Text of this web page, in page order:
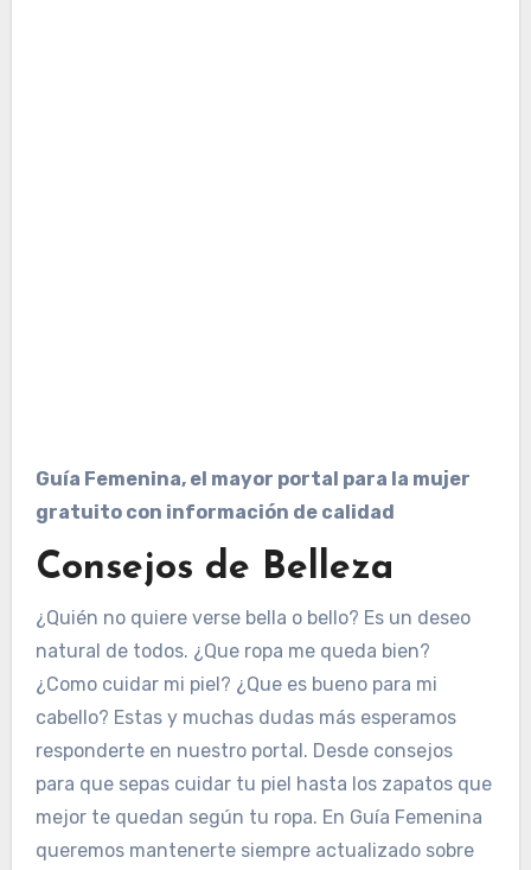
Guía Femenina, el mayor portal para la mujer
gratuito con información de calidad
Consejos de Belleza
¿Quién no quiere verse bella o bello? Es un deseo
natural de todos. ¿Que ropa me queda bien?
¿Como cuidar mi piel? ¿Que es bueno para mi
cabello? Estas y muchas dudas más esperamos
responderte en nuestro portal. Desde consejos
para que sepas cuidar tu piel hasta los zapatos que
mejor te quedan según tu ropa. En Guía Femenina
queremos mantenerte siempre actualizado sobre